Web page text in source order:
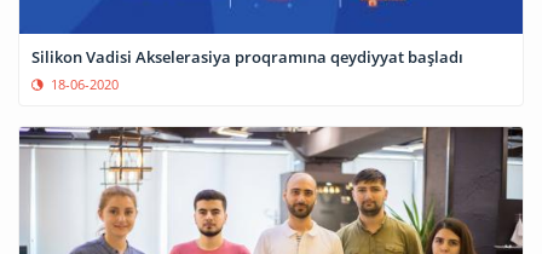
Silikon Vadisi Akselerasiya proqramına qeydiyyat başladı
18-06-2020